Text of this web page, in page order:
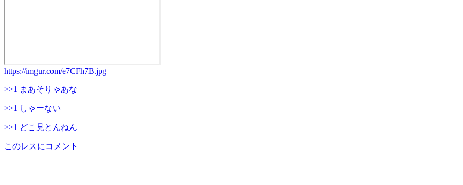
https://imgur.com/e7CFh7B.jpg
>>1 まあそりゃあな
>>1 しゃーない
>>1 どこ見とんねん
このレスにコメント